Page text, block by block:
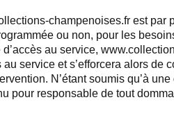
champenoises.fr est
ou non, pour les
d’accès au service,
au service et s’efforcera alors
N’étant soumis qu’à
pour responsable de tout